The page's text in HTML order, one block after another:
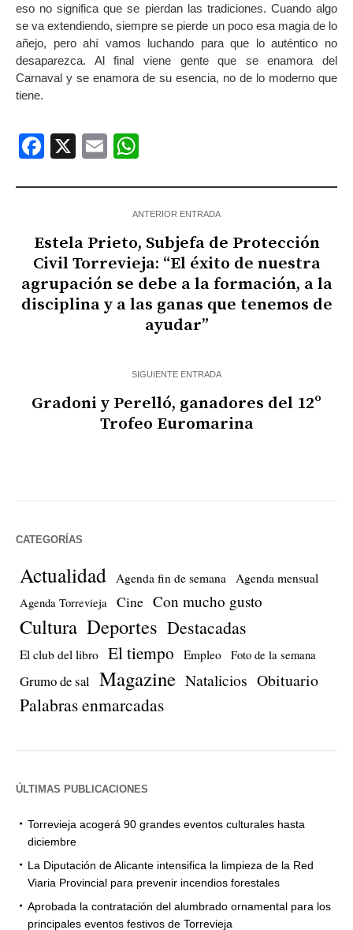
eso no significa que se pierdan las tradiciones. Cuando algo
se va extendiendo, siempre se pierde un poco esa magia de lo
añejo, pero ahí vamos luchando para que lo auténtico no
desaparezca. Al final viene gente que se enamora del
Carnaval y se enamora de su esencia, no de lo moderno que
tiene.
Facebook
X Email
ANTERIOR ENTRADA
Estela Prieto, Subjefa de Protección
Civil Torrevieja: “El éxito de nuestra
agrupación se debe a la formación, a la
disciplina y a las ganas que tenemos de
ayudar”
SIGUIENTE ENTRADA
Gradoni y Perelló, ganadores del 12º
Trofeo Euromarina
CATEGORÍAS
Actualidad Agenda fin de semana Agenda mensual
Agenda Torrevieja Cine Con mucho gusto
Cultura Deportes Destacadas
El club del libro El tiempo Empleo Foto de la semana
Grumo de sal Magazine Natalicios Obituario
Palabras enmarcadas
ÚLTIMAS PUBLICACIONES
Torrevieja acogerá 90 grandes eventos culturales hasta
diciembre
La Diputación de Alicante intensifica la limpieza de la Red
Viaria Provincial para prevenir incendios forestales
Aprobada la contratación del alumbrado ornamental para los
principales eventos festivos de Torrevieja